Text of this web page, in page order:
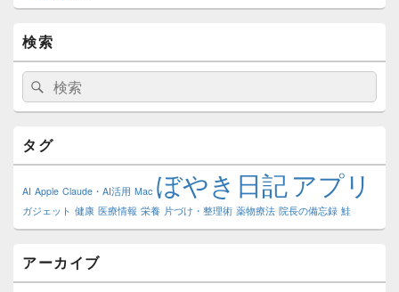
検索
検
索:
検
索
タグ
AI Apple Claude・AI活用 Mac ぼやき日記アプリ
ガジェット 健康 医療情報 栄養 片づけ・整理術 薬物療法 院長の備忘録 鮭
アーカイブ